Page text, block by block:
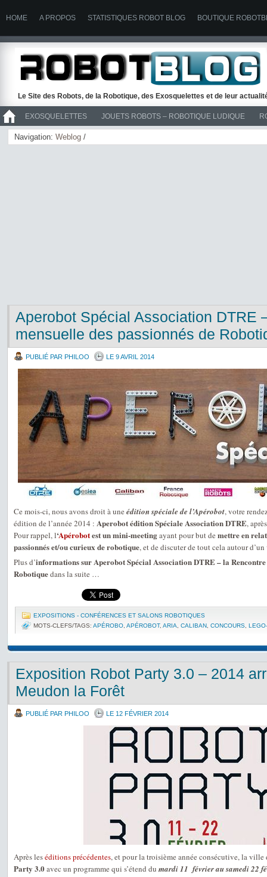
HOME A PROPOS STATISTIQUES ROBOT BLOG BOUTIQUE
Le Site des Robots, de la Robotique, des Exosquelettes et de leur
EXOSQUELETTES JOUETS ROBOTS – ROBOTIQUE LUDIQUE
>> ROBOTS
Navigation: Weblog /
Aperobot Spécial Association DTRE
mensuelle des passionnés de
PUBLIÉ PAR PHILOO LE 9 AVRIL 2014
Ce mois-ci, nous avons droit à une édition spéciale de l’Apérobot, votre
édition de l’année 2014 : Aperobot édition Spéciale Association DTRE,
Pour rappel, l‘Apérobotest un mini-meetingayant pour but de mettre en
passionnés et/ou curieux de robotique, et de discuter de tout cela autour d’un
Plus d’informations sur Aperobot Spécial Association DTRE – la Rencontre
Robotiquedans la suite …
EXPOSITIONS - CONFÉRENCES ET SALONS ROBOTIQUES
MOTS-CLEFS/TAGS: APÉROBO APÉROBOT, ARIA CALIBAN CONCOURS
Exposition Robot Party 3.0 – 2014
Meudon la Forêt
PUBLIÉ PAR PHILOO LE 12 FÉVRIER 2014
Après leséditions précédentes, et pour la troisième année consécutive, la ville
Party 3.0avec un programme qui s’étend du mardi 11 février au samedi 22